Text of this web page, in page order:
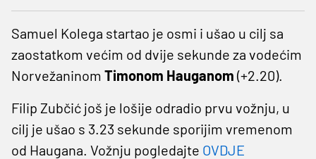
Samuel Kolega startao je osmi i ušao u cilj sa
zaostatkom većim od dvije sekunde za vodećim
Norvežaninom Timonom Hauganom (+2.20).
Filip Zubčić još je lošije odradio prvu vožnju, u
cilj je ušao s 3.23 sekunde sporijim vremenom
od Haugana. Vožnju pogledajte OVDJE